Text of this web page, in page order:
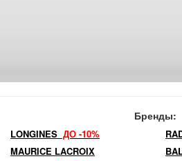
Бренды:
LONGINES ДО -10%
MAURICE LACROIX